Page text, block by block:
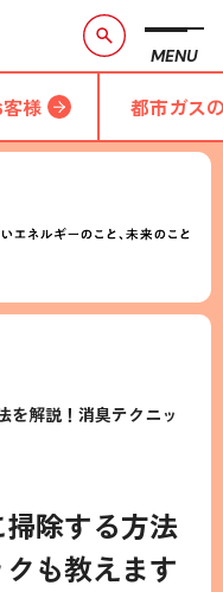
MENU
様 都市ガス
を解説！消臭テクニッ
除する方法
も教えます